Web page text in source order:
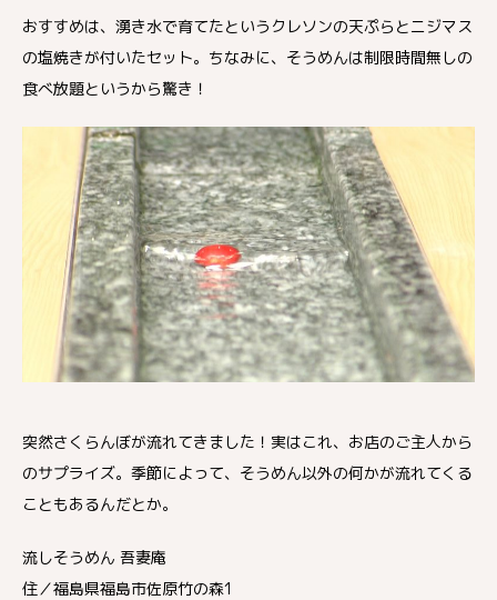
おすすめは、湧き水で育てたというクレソンの天ぷらとニジマス
の塩焼きが付いたセット。ちなみに、そうめんは制限時間無しの
食べ放題というから驚き！
突然さくらんぼが流れてきました！実はこれ、お店のご主人から
のサプライズ。季節によって、そうめん以外の何かが流れてくる
こともあるんだとか。
流しそうめん 吾妻庵
住／福島県福島市佐原竹の森1